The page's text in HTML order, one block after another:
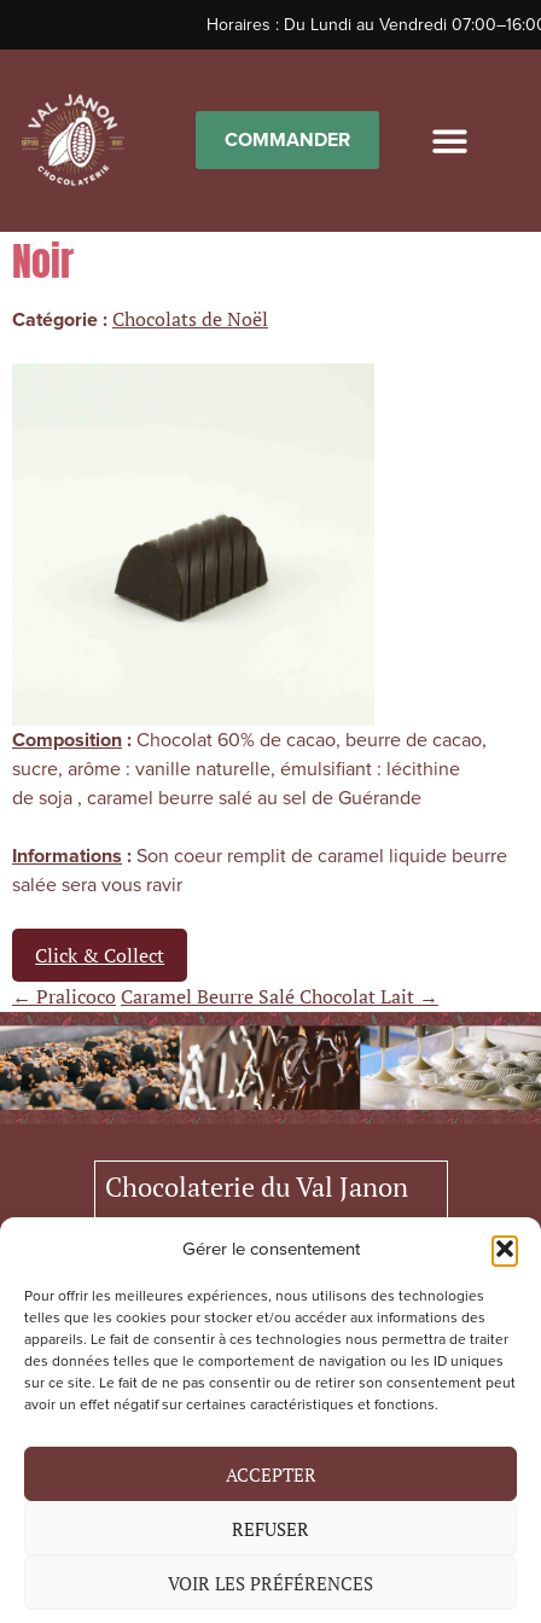
Gérer le consentement
Pour offrir les meilleures expériences, nous utilisons des technologies
telles que les cookies pour stocker et/ou accéder aux informations des
appareils. Le fait de consentir à ces technologies nous permettra de traiter
des données telles que le comportement de navigation ou les ID uniques
sur ce site. Le fait de ne pas consentir ou de retirer son consentement peut
avoir un effet négatif sur certaines caractéristiques et fonctions.
ACCEPTER
REFUSER
VOIR LES PRÉFÉRENCES
Horaires : Du Lundi au Vendredi 07:00–16:00
COMMANDER
Caramel Beurre Salé Chocolat
Noir
Catégorie : Chocolats de Noël
Composition : Chocolat 60% de cacao, beurre de cacao,
sucre, arôme : vanille naturelle, émulsifiant : lécithine
de soja , caramel beurre salé au sel de Guérande
Informations : Son coeur remplit de caramel liquide beurre
salée sera vous ravir
Click & Collect
← PralicocoCaramel Beurre Salé Chocolat Lait →
Chocolaterie du Val Janon
samedi 21 mars, 28 mars et 4 avril de
de 9h30 à 15h.
75 Rue du Docuteur Louis Destre
Du lundi au vendredi de 7h à 16h
04 77 95 66 40